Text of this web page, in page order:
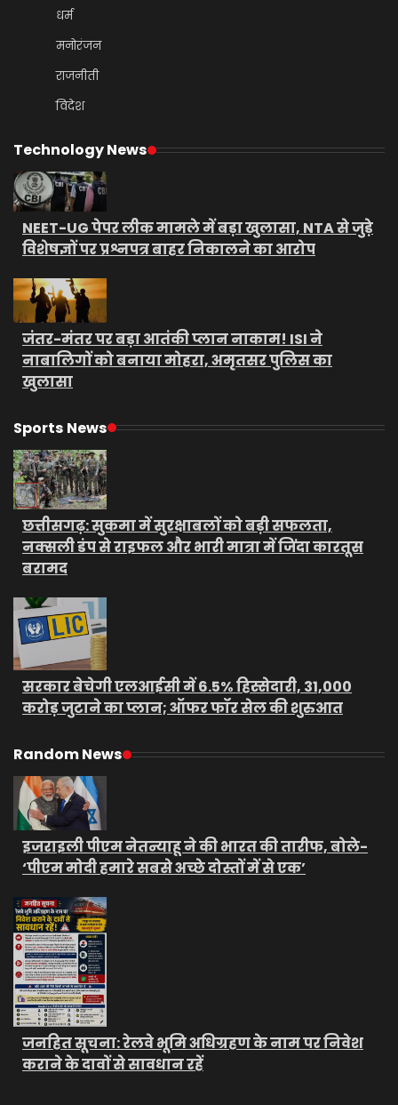
धर्म
मनोरंजन
राजनीती
विदेश
Technology News
NEET-UG पेपर लीक मामले में बड़ा खुलासा, NTA से जुड़े
विशेषज्ञों पर प्रश्नपत्र बाहर निकालने का आरोप
जंतर-मंतर पर बड़ा आतंकी प्लान नाकाम! ISI ने
नाबालिगों को बनाया मोहरा, अमृतसर पुलिस का
खुलासा
Sports News
छत्तीसगढ़: सुकमा में सुरक्षाबलों को बड़ी सफलता,
नक्सली डंप से राइफल और भारी मात्रा में जिंदा कारतूस
बरामद
सरकार बेचेगी एलआईसी में 6.5% हिस्सेदारी, 31,000
करोड़ जुटाने का प्लान; ऑफर फॉर सेल की शुरुआत
Random News
इजराइली पीएम नेतन्याहू ने की भारत की तारीफ, बोले-
‘पीएम मोदी हमारे सबसे अच्छे दोस्तों में से एक’
जनहित सूचना: रेलवे भूमि अधिग्रहण के नाम पर निवेश
कराने के दावों से सावधान रहें